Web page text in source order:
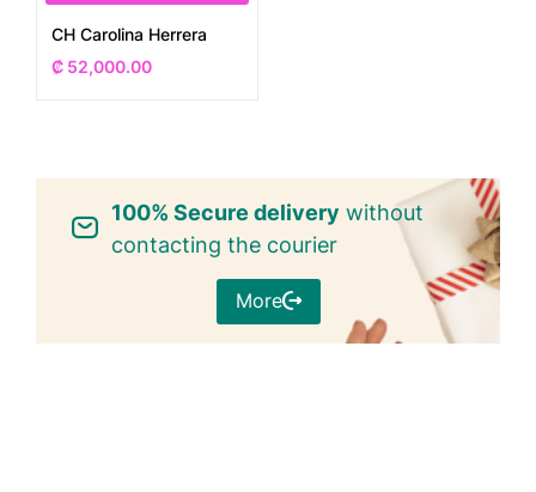
CH Carolina Herrera
₡ 52,000.00
100% Secure delivery without
contacting the courier
More